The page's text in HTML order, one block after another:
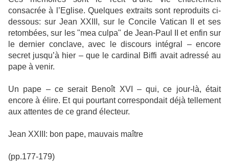
consacrée à l’Eglise. Quelques extraits sont reproduits ci-
dessous: sur Jean XXIII, sur le Concile Vatican II et ses
retombées, sur les "mea culpa" de Jean-Paul II et enfin sur
le dernier conclave, avec le discours intégral – encore
secret jusqu’à hier – que le cardinal Biffi avait adressé au
pape à venir.
Un pape – ce serait Benoît XVI – qui, ce jour-là, était
encore à élire. Et qui pourtant correspondait déjà tellement
aux attentes de ce grand électeur.
Jean XXIII: bon pape, mauvais maître
(pp.177-179)